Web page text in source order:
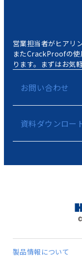
営業担当者がヒアリ
またCrackProofの使
ります。 まずはお気
お問い合わせ
資料ダウンロー
製品情報について